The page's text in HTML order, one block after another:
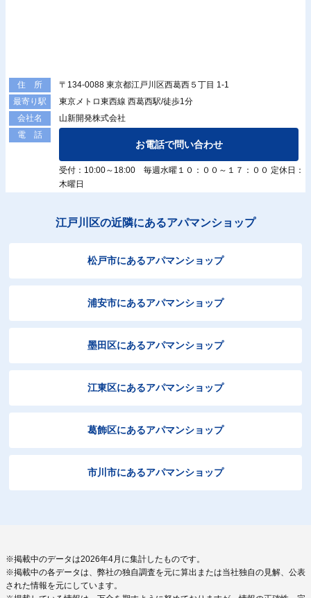
住 所
〒134-0088 東京都江戸川区西葛西５丁目 1-1
最寄り駅
東京メトロ東西線 西葛西駅/徒歩1分
会社名
山新開発株式会社
電 話
お電話で問い合わせ
受付：10:00～18:00 毎週水曜１０：００～１７：００ 定休日：
木曜日
江戸川区の近隣にあるアパマンショップ
松戸市にあるアパマンショップ
浦安市にあるアパマンショップ
墨田区にあるアパマンショップ
江東区にあるアパマンショップ
葛飾区にあるアパマンショップ
市川市にあるアパマンショップ
※掲載中のデータは2026年4月に集計したものです。
※掲載中の各データは、弊社の独自調査を元に算出または当社独自の見解、公表
された情報を元にしています。